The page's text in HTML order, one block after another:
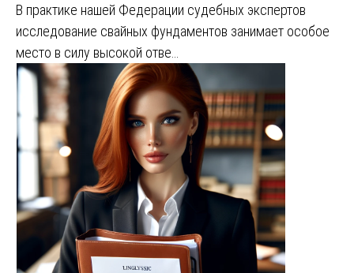
В практике нашей Федерации судебных экспертов
исследование свайных фундаментов занимает особое
место в силу высокой отве…